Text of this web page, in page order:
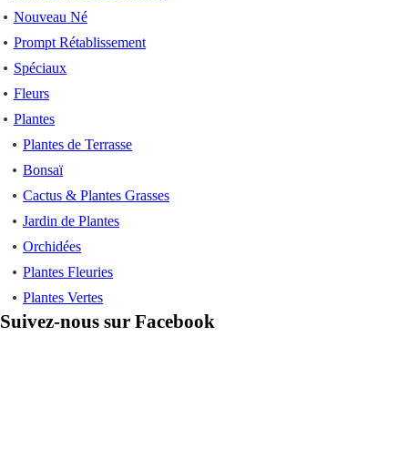
Nouveau Né
Prompt Rétablissement
Spéciaux
Fleurs
Plantes
Plantes de Terrasse
Bonsaï
Cactus & Plantes Grasses
Jardin de Plantes
Orchidées
Plantes Fleuries
Plantes Vertes
Suivez-nous sur Facebook